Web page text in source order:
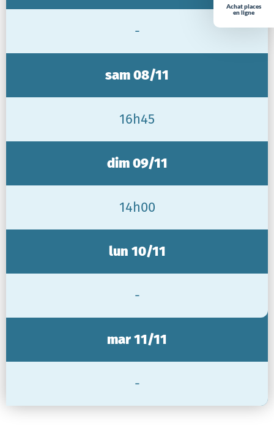
Achat places
en ligne
-
sam 08/11
16h45
dim 09/11
14h00
lun 10/11
-
mar 11/11
-